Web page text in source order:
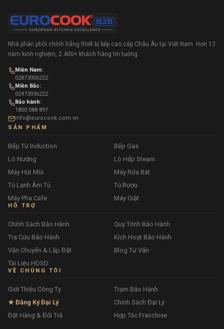
Nhà phân phối chính hãng thiết bị bếp cao cấp Châu Âu tại Việt Nam. Hơn 12
năm kinh nghiệm, 2.400+ khách hàng tin tưởng.
Miền Nam:
02873006222
Miền Bắc:
02473036222
Bảo hành:
1800 088 897
info@eurocook.com.vn
SẢN PHẨM
Bếp Từ Induction
Bếp Gas
Lò Nướng
Lò Hấp Steam
Máy Hút Mùi
Máy Rửa Bát
Tủ Lạnh Âm Tủ
Tủ Rượu
Máy Pha Cafe
Máy Giặt
HỖ TRỢ
Chính Sách Bảo Hành
Quy Trình Bảo Hành
Tra Cứu Bảo Hành
Kích Hoạt Bảo Hành
Vận Chuyển & Lắp Đặt
Blog Tư Vấn
Tài Liệu HDSD
VỀ CHÚNG TÔI
Giới Thiệu Công Ty
Trạm Bảo Hành
★ Đăng Ký Đại Lý
Chính Sách Đại Lý
Đặt Hàng & Đổi Trả
Hợp Tác Franchise